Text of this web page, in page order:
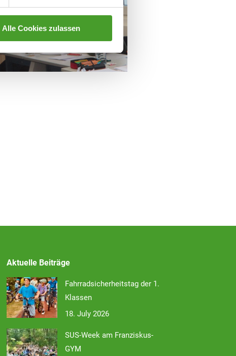
Alle Cookies zulassen
Aktuelle Beiträge
Fahrradsicherheitstag der 1.
Klassen
18. July 2026
SUS-Week am Franziskus-
GYM